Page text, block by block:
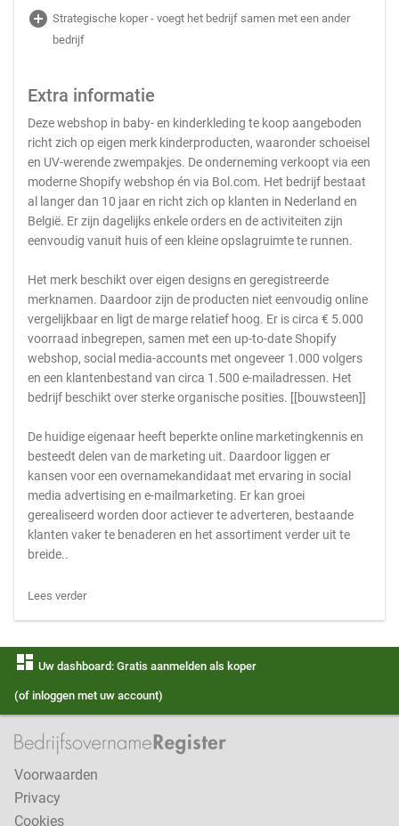
add_circle Strategische koper - voegt het bedrijf samen met een ander
bedrijf
Extra informatie
Deze webshop in baby- en kinderkleding te koop aangeboden
richt zich op eigen merk kinderproducten, waaronder schoeisel
en UV-werende zwempakjes. De onderneming verkoopt via een
moderne Shopify webshop én via Bol.com. Het bedrijf bestaat
al langer dan 10 jaar en richt zich op klanten in Nederland en
België. Er zijn dagelijks enkele orders en de activiteiten zijn
eenvoudig vanuit huis of een kleine opslagruimte te runnen.
Het merk beschikt over eigen designs en geregistreerde
merknamen. Daardoor zijn de producten niet eenvoudig online
vergelijkbaar en ligt de marge relatief hoog. Er is circa € 5.000
voorraad inbegrepen, samen met een up-to-date Shopify
webshop, social media-accounts met ongeveer 1.000 volgers
en een klantenbestand van circa 1.500 e-mailadressen. Het
bedrijf beschikt over sterke organische posities. [[bouwsteen]]
De huidige eigenaar heeft beperkte online marketingkennis en
besteedt delen van de marketing uit. Daardoor liggen er
kansen voor een overnamekandidaat met ervaring in social
media advertising en e-mailmarketing. Er kan groei
gerealiseerd worden door actiever te adverteren, bestaande
klanten vaker te benaderen en het assortiment verder uit te
breide..
Lees verder
dashboard Uw dashboard: Gratis aanmelden als koper
(of inloggen met uw account)
Voorwaarden
Privacy
Cookies